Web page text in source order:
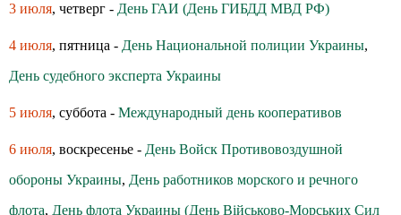
3 июля, четверг - День ГАИ (День ГИБДД МВД РФ)
4 июля, пятница - День Национальной полиции Украины,
День судебного эксперта Украины
5 июля, суббота - Международный день кооперативов
6 июля, воскресенье - День Войск Противовоздушной
обороны Украины, День работников морского и речного
флота, День флота Украины (День Військово-Морських Сил